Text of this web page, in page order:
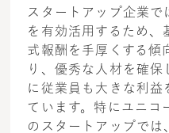
スタートアップ企業で
を有効活用するため、
式報酬を手厚くする傾
り、優秀な人材を確
に従業員も大きな利益
ています。特にユニコ
のスタートアップでは